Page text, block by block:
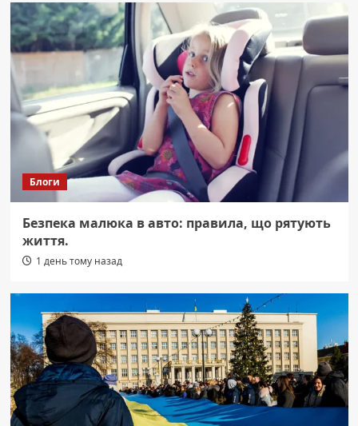
Блоги
Безпека малюка в авто: правила, що рятують
життя.
1 день тому назад